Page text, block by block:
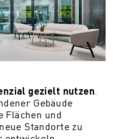
gezielt nutzen.
Gebäude
Flächen und
Standorte zu